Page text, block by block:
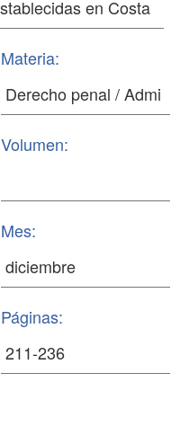
Materia:
Volumen:
Mes:
Páginas: